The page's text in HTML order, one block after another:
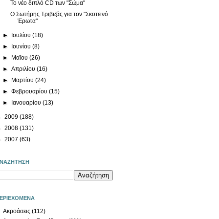
Το νέο διπλό CD των "Σώμα"
Ο Σωτήρης Τριβιζάς για τον "Σκοτεινό
Έρωτα"
► Ιουλίου(18)
► Ιουνίου(8)
► Μαΐου(26)
►Απριλίου(16)
► Μαρτίου(24)
►Φεβρουαρίου(15)
► Ιανουαρίου(13)
2009 (188)
2008 (131)
2007 (63)
Ακροάσεις (112)